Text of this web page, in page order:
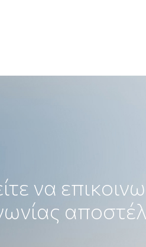
να